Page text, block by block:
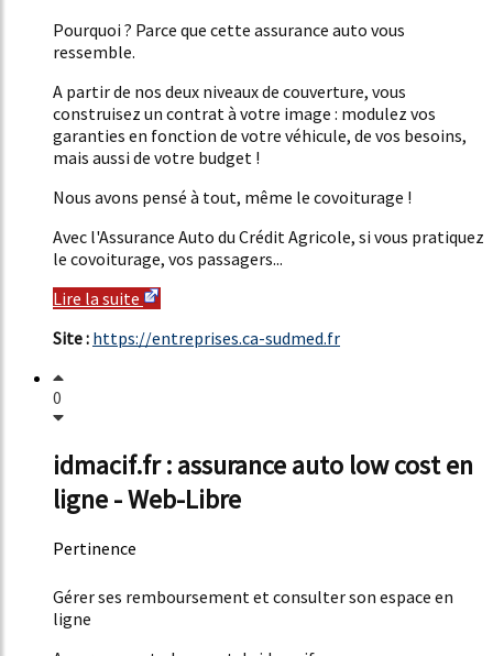
Pourquoi ? Parce que cette assurance auto vous
ressemble.
A partir de nos deux niveaux de couverture, vous
construisez un contrat à votre image : modulez vos
garanties en fonction de votre véhicule, de vos besoins,
mais aussi de votre budget !
Nous avons pensé à tout, même le covoiturage !
Avec l'Assurance Auto du Crédit Agricole, si vous pratiquez
le covoiturage, vos passagers...
Lire la suite
Site : https://entreprises.ca-sudmed.fr
0
idmacif.fr : assurance auto low cost en
ligne - Web-Libre
Pertinence
Gérer ses remboursement et consulter son espace en
ligne